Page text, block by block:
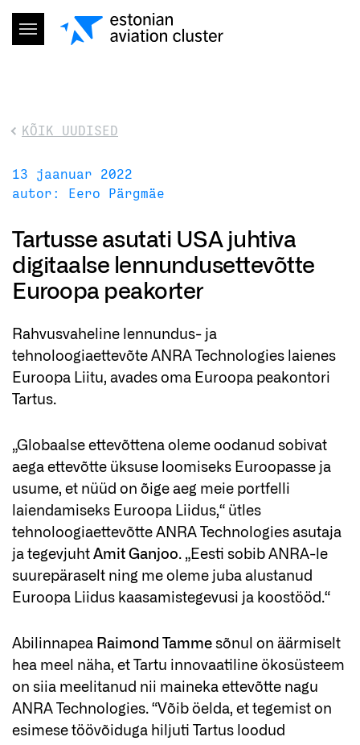
KÕIK UUDISED
13 jaanuar 2022
autor: Eero Pärgmäe
Tartusse asutati USA juhtiva
digitaalse lennundusettevõtte
Euroopa peakorter
Rahvusvaheline lennundus- ja
tehnoloogiaettevõte ANRA Technologies laienes
Euroopa Liitu, avades oma Euroopa peakontori
Tartus.
„Globaalse ettevõttena oleme oodanud sobivat
aega ettevõtte üksuse loomiseks Euroopasse ja
usume, et nüüd on õige aeg meie portfelli
laiendamiseks Euroopa Liidus,“ ütles
tehnoloogiaettevõtte ANRA Technologies asutaja
ja tegevjuht Amit Ganjoo. „Eesti sobib ANRA-le
suurepäraselt ning me oleme juba alustanud
Euroopa Liidus kaasamistegevusi ja koostööd.“
Abilinnapea Raimond Tamme sõnul on äärmiselt
hea meel näha, et Tartu innovaatiline ökosüsteem
on siia meelitanud nii maineka ettevõtte nagu
ANRA Technologies. “Võib öelda, et tegemist on
esimese töövõiduga hiljuti Tartus loodud